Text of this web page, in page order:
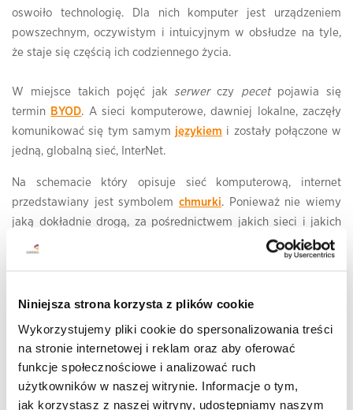
Niniejsza strona korzysta z plików cookie
Wykorzystujemy pliki cookie do spersonalizowania treści
na stronie internetowej i reklam oraz aby oferować
funkcje społecznościowe i analizować ruch
użytkowników w naszej witrynie. Informacje o tym,
jak korzystasz z naszej witryny, udostępniamy naszym
oswoiło technologię. Dla nich komputer jest urządzeniem
powszechnym, oczywistym i intuicyjnym w obsłudze na tyle,
że staje się częścią ich codziennego życia.
W miejsce takich pojęć jak serwerczy pecetpojawia się
termin BYOD. A sieci komputerowe, dawniej lokalne, zaczęły
komunikować się tym samym językiem i zostały połączone w
jedną, globalną sieć, InterNet.
Na schemacie który opisuje sieć komputerową, internet
przedstawiany jest symbolem chmurki. Ponieważ nie wiemy
jaką dokładnie drogą, za pośrednictwem jakich sieci i jakich
urządzeń będą przekazane dane od nadawcy do odbiorcy
informacji to jest to symbol jak najbardziej właściwy. Serwery
fizycznie się znajdowały, dziś wpięte do internetu, są dostępne
Dziś po tym, jak Microsoft użył w kampanii reklamowej
sformułowania We're all in, nie pozostaje nic innego jak